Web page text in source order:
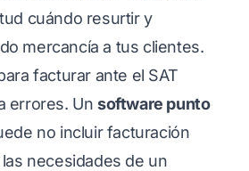
cuándo resurtir y
mercancía a tus clientes.
facturar ante el SAT
errores. Un software punto
no incluir facturación
necesidades de un